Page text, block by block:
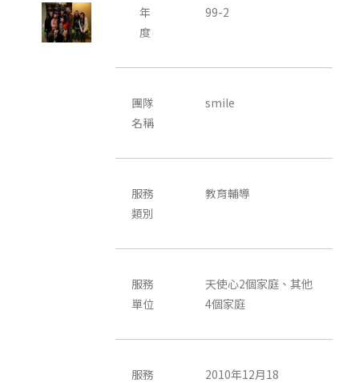
年
度
99-2
團隊
名稱
smile
服務
類別
教育輔導
服務
單位
天使心2個家庭、其他
4個家庭
服務
2010年12月18